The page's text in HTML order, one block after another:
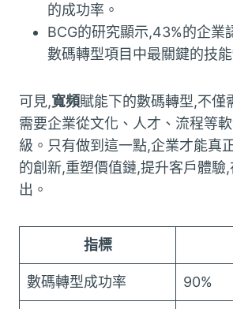
的成功率。
BCG的研究顯示,43%的企業
數碼轉型項目中最關鍵的技能
可見,寬頻賦能下的數碼轉型,不僅
需要企業從文化、人才、流程等
級。只有做到這一點,企業才能真
的創新,重塑價值鏈,提升客戶體驗
出。
指標
數碼轉型成功率 90%